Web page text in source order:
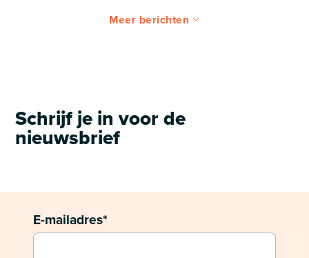
Meer berichten
Schrijf je in voor de
nieuwsbrief
E-mailadres*